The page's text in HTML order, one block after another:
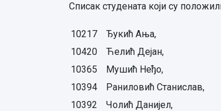
Списак студената који су
10217 Ђукић Ања,
10420
Ћелић Дејан,
10365
Мушић Неђо,
10394
Раниловић Станислав,
10392
Чолић Данијел,